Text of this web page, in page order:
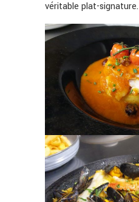
véritable plat-signature.